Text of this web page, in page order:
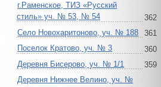
г.Раменское, ТИЗ «Русский
стиль» уч. № 53, № 54
362
Село Новохаритоново, уч. № 188
361
Поселок Кратово, уч. № 3
360
Деревня Бисерово, уч. № 1/1
359
Деревня Нижнее Велино, уч. №